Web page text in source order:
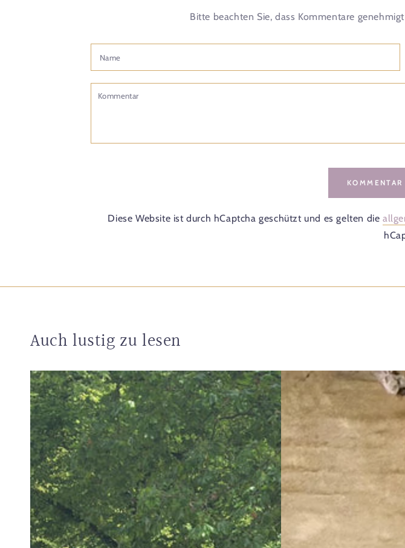
Bitte beachten Sie, dass Kommentare
Kommentar
Diese Website ist durch hCaptcha geschützt und es gelten die
Auch lustig zu lesen